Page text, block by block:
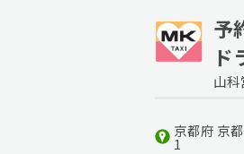
予
ド
山科
京都府 京
1